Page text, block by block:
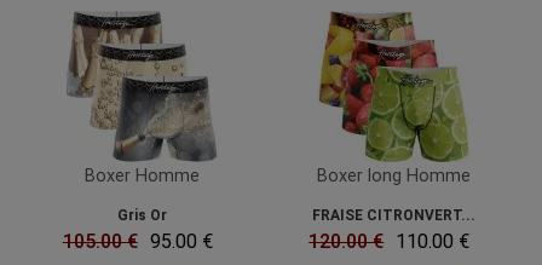
Boxer Homme
Gris Or
105.00 € 95.00 €
Boxer long Homme
FRAISE CITRONVERT...
120.00 € 110.00 €